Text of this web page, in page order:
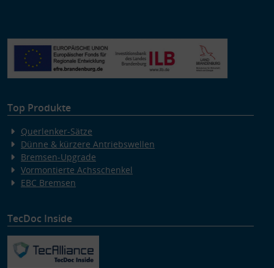
Top Produkte
Querlenker-Sätze
Dünne & kürzere Antriebswellen
Bremsen-Upgrade
Vormontierte Achsschenkel
EBC Bremsen
TecDoc Inside